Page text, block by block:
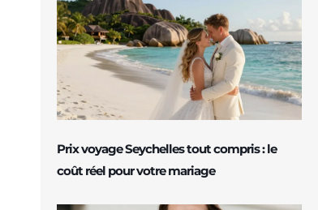
Prix voyage Seychelles tout compris : le
coût réel pour votre mariage